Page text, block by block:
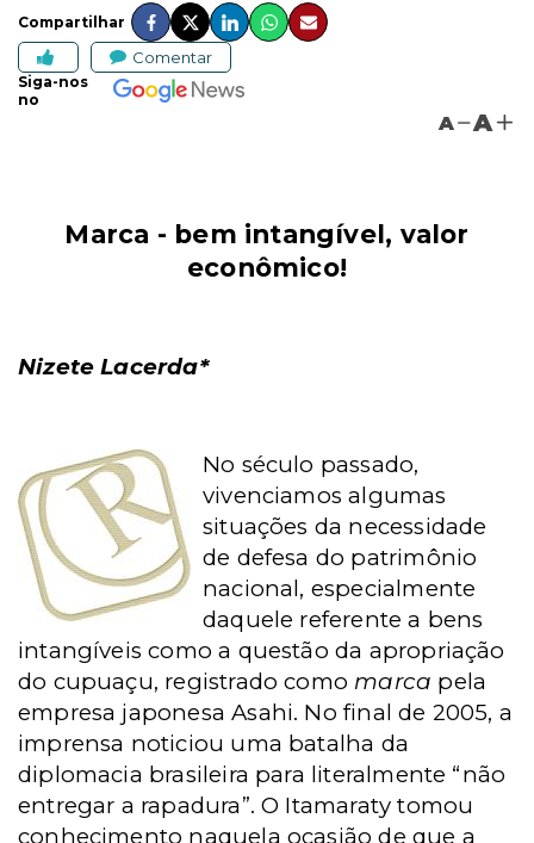
Compartilhar
Comentar
Siga-nos
no
A A
Marca - bem intangível, valor
econômico!
Nizete Lacerda*
No século passado,
vivenciamos algumas
situações da necessidade
de defesa do patrimônio
nacional, especialmente
daquele referente a bens
intangíveis como a questão da apropriação
do cupuaçu, registrado como marca pela
empresa japonesa Asahi. No final de 2005, a
imprensa noticiou uma batalha da
diplomacia brasileira para literalmente “não
entregar a rapadura”. O Itamaraty tomou
conhecimento naquela ocasião de que a